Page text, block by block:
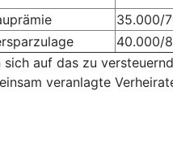
35.000/
40.000/
auf das zu
veranlagte